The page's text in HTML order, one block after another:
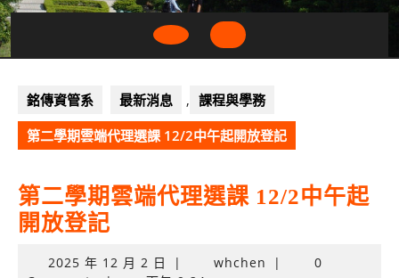
Open
銘傳資管系
最新消息 , 課程與學務
第二學期雲端代理選課 12/2中午起開放登記
第二學期雲端代理選課 12/2中午起
開放登記
2025 年 12 月 2 日 2025
| whchen |
0